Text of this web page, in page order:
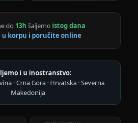
do 13h šaljemo istog dana
u korpu i poručite online
i u inostranstvo:
· Crna Gora · Hrvatska · Severna
Makedonija